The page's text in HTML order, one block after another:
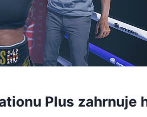
Plus zahrnuje